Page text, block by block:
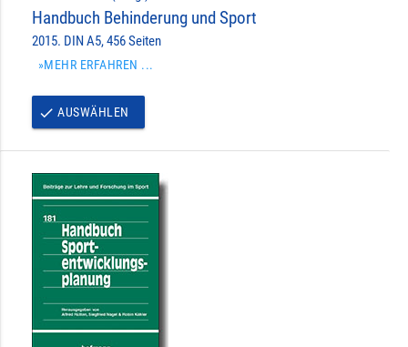
Handbuch Behinderung und Sport
2015. DIN A5, 456 Seiten
»MEHR ERFAHREN ...
done AUSWÄHLEN